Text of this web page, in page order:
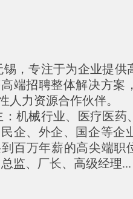
，专注于为企业提供
端招聘整体解决方案
人力资源合作伙伴。
机械行业、医疗医药
企、外企、国企等企
百万年薪的高尖端职
监、厂长、高级经理...